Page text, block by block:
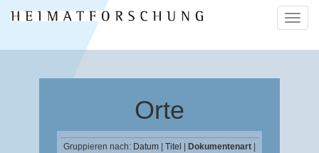
ein-/
Orte
Gruppieren nach: Datum Titel Dokumentenart